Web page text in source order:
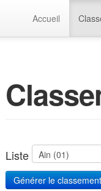
Accueil
Liste